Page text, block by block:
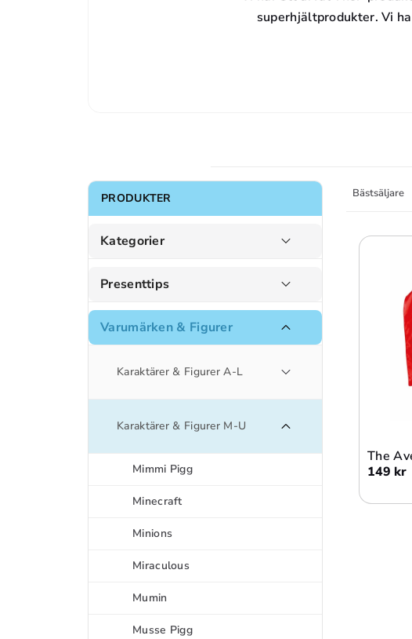
superhjältprodukter. Vi
PRODUKTER
Kategorier
Presenttips
Varumärken & Figurer
Karaktärer & Figurer A-L
Karaktärer & Figurer M-U
Mimmi Pigg
Minecraft
Minions
Miraculous
Mumin
Musse Pigg
The
149 kr